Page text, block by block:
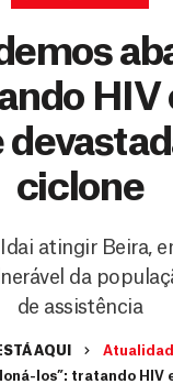
ciclone
atingir Beira,
da
de assistência
AQUI
los”: tratando HIV